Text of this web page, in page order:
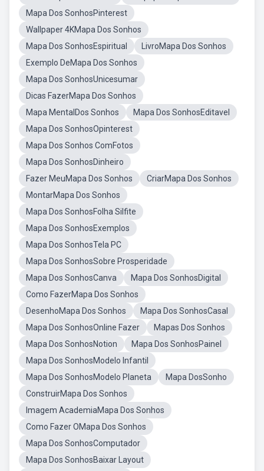
Mapa Dos SonhosPinterest
Wallpaper 4KMapa Dos Sonhos
Mapa Dos SonhosEspiritual
LivroMapa Dos Sonhos
Exemplo DeMapa Dos Sonhos
Mapa Dos SonhosUnicesumar
Dicas FazerMapa Dos Sonhos
Mapa MentalDos Sonhos
Mapa Dos SonhosEditavel
Mapa Dos SonhosOpinterest
Mapa Dos Sonhos ComFotos
Mapa Dos SonhosDinheiro
Fazer MeuMapa Dos Sonhos
CriarMapa Dos Sonhos
MontarMapa Dos Sonhos
Mapa Dos SonhosFolha Silfite
Mapa Dos SonhosExemplos
Mapa Dos SonhosTela PC
Mapa Dos SonhosSobre Prosperidade
Mapa Dos SonhosCanva
Mapa Dos SonhosDigital
Como FazerMapa Dos Sonhos
DesenhoMapa Dos Sonhos
Mapa Dos SonhosCasal
Mapa Dos SonhosOnline Fazer
Mapas Dos Sonhos
Mapa Dos SonhosNotion
Mapa Dos SonhosPainel
Mapa Dos SonhosModelo Infantil
Mapa Dos SonhosModelo Planeta
Mapa DosSonho
ConstruirMapa Dos Sonhos
Imagem AcademiaMapa Dos Sonhos
Como Fazer OMapa Dos Sonhos
Mapa Dos SonhosComputador
Mapa Dos SonhosBaixar Layout